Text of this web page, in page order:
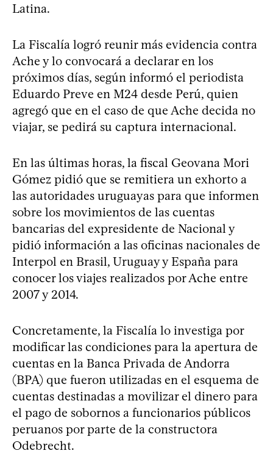
Latina.
La Fiscalía logró reunir más evidencia contra
Ache y lo convocará a declarar en los
próximos días, según informó el periodista
Eduardo Preve en M24 desde Perú, quien
agregó que en el caso de que Ache decida no
viajar, se pedirá su captura internacional.
En las últimas horas, la fiscal Geovana Mori
Gómez pidió que se remitiera un exhorto a
las autoridades uruguayas para que informen
sobre los movimientos de las cuentas
bancarias del expresidente de Nacional y
pidió información a las oficinas nacionales de
Interpol en Brasil, Uruguay y España para
conocer los viajes realizados por Ache entre
2007 y 2014.
Concretamente, la Fiscalía lo investiga por
modificar las condiciones para la apertura de
cuentas en la Banca Privada de Andorra
(BPA) que fueron utilizadas en el esquema de
cuentas destinadas a movilizar el dinero para
el pago de sobornos a funcionarios públicos
peruanos por parte de la constructora
Odebrecht.